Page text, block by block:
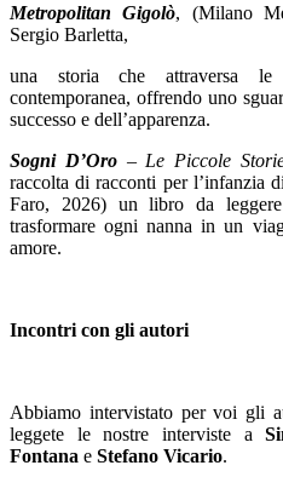
Metropolitan Gigolò, (Milano
Sergio Barletta,
una storia che attraversa le
contemporanea, offrendo uno
successo e dell’apparenza.
Sogni D’Oro– Le Piccole
raccolta di racconti per l’infanzia
Faro, 2026) un libro da
trasformare ogni nanna in un
amore.
Incontri con gli autori
Abbiamo intervistato per voi gli
leggete le nostre interviste a
Fontana e Stefano Vicario.